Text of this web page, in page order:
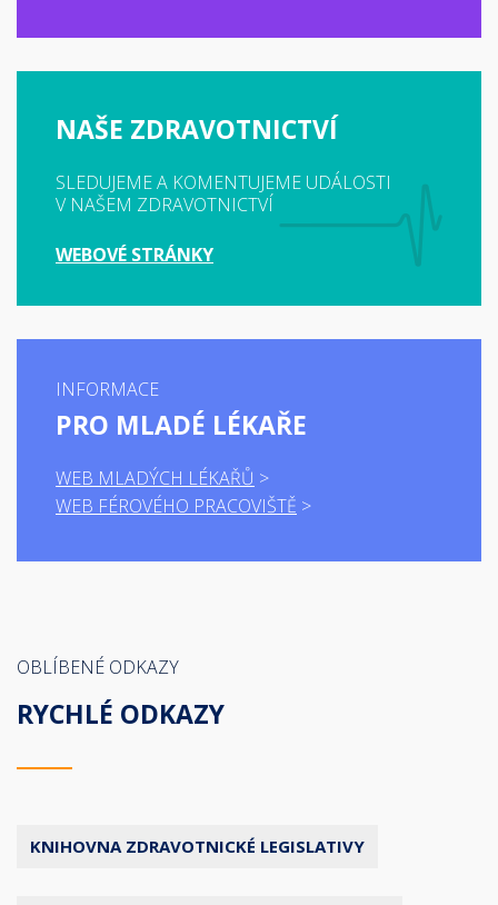
NAŠE ZDRAVOTNICTVÍ
SLEDUJEME A KOMENTUJEME UDÁLOSTI
V NAŠEM ZDRAVOTNICTVÍ
WEBOVÉ STRÁNKY
INFORMACE
PRO MLADÉ LÉKAŘE
WEB MLADÝCH LÉKAŘŮ
WEB FÉROVÉHO PRACOVIŠTĚ
OBLÍBENÉ ODKAZY
RYCHLÉ ODKAZY
KNIHOVNA ZDRAVOTNICKÉ LEGISLATIVY